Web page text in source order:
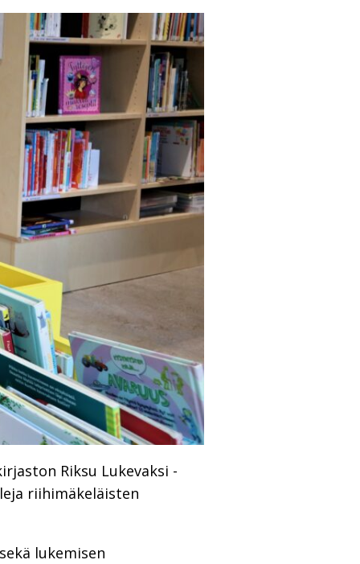
Riksu Lukevaksi -
riihimäkeläisten
lukemisen